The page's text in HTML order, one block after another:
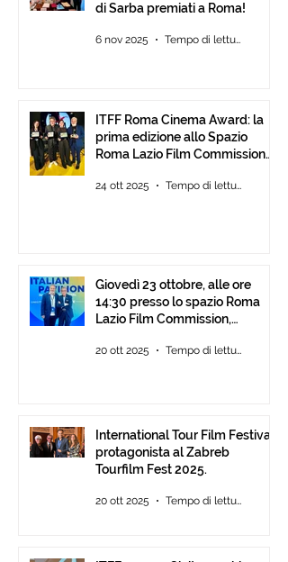
di Sarba premiati a Roma!
6 nov 2025 Tempo di lettura: 2 min
ITFF Roma Cinema Award: la
prima edizione allo Spazio
Roma Lazio Film Commission
24 ott 2025 Tempo di lettura: 2 min
Giovedì 23 ottobre, alle ore
14:30 presso lo spazio Roma
Lazio Film Commission,
Musica Roma, consegna degli
20 ott 2025 Tempo di lettura: 2 min
International Tour Film Festival
protagonista al Zabreb
Tourfilm Fest 2025.
20 ott 2025 Tempo di lettura: 1 min